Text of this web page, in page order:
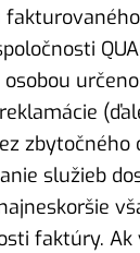
služieb
faktúry.